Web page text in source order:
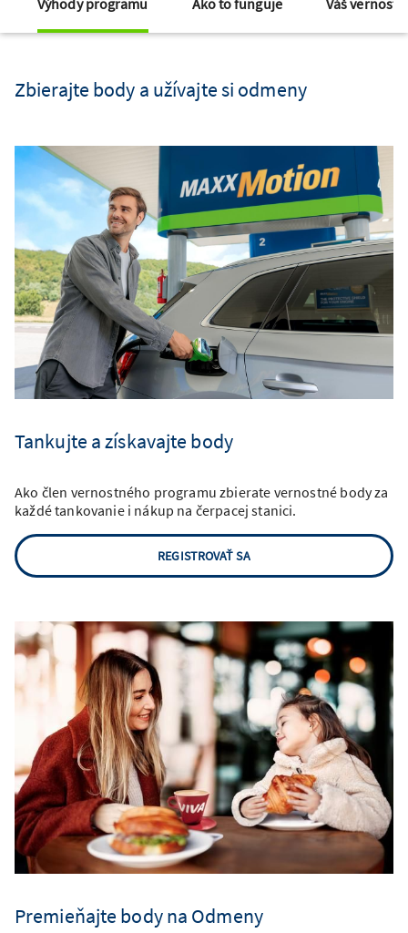
NAVIGÁCIA DOMOVSKEJ STRÁNKY
Výhody programu Ako to funguje Váš
DOMOVSKÁ STRÁNKA
Zbierajte body a užívajte si odmeny
Tankujte a získavajte body
Ako člen vernostného programu zbierate vernostné body za
každé tankovanie i nákup na čerpacej stanici.
REGISTROVAŤ SA
Premieňajte body na Odmeny